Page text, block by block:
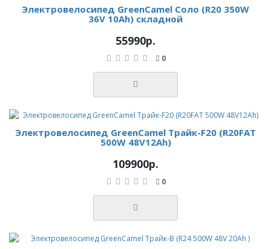
Электровелосипед GreenCamel Соло (R20 350W
36V 10Ah) складной
55990р.
0
Электровелосипед GreenCamel Трайк-F20 (R20FAT
500W 48V12Ah)
109900р.
0